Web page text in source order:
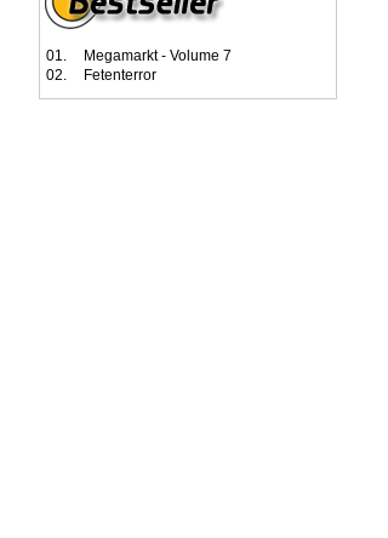
01.
Megamarkt - Volume 7
02.
Fetenterror